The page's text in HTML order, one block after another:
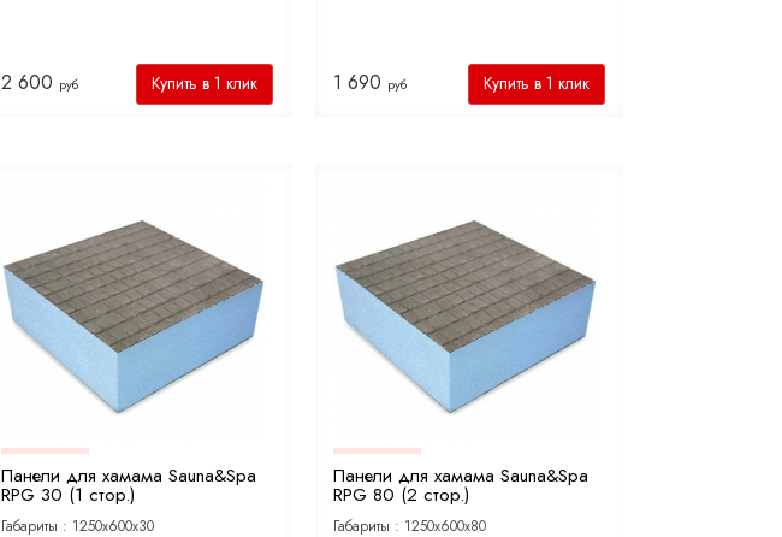
2 600 руб Купить в 1 клик 1 690 руб Купить в 1 клик
Панели для хамама Sauna&Spa
RPG 30 (1 стор.)
Габариты : 1250х600х30
Панели для хамама Sauna&Spa
RPG 80 (2 стор.)
Габариты : 1250х600х80